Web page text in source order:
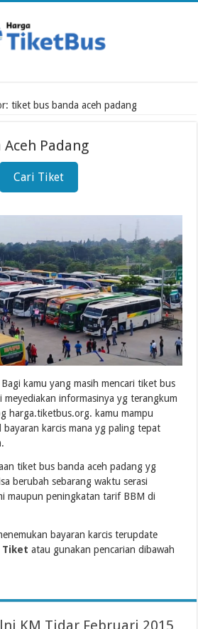
tiket bus banda aceh padang
Padang
Cari Tiket
kamu yang masih mencari tiket bus
meyediakan informasinya yg terangkum
harga.tiketbus.org. kamu mampu
bayaran karcis mana yg paling tepat
tiket bus banda aceh padang yg
berubah sebarang waktu serasi
maupun peningkatan tarif BBM di
bayaran karcis terupdate
Tiket atau gunakan pencarian dibawah
KM Tidar Februari 2015